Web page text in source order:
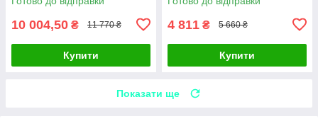
10 004,50 ₴ 11 770 ₴
Купити
4 811 ₴ 5 660 ₴
Купити
Показати ще